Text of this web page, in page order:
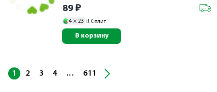
89 ₽
4 × 23 В Сплит
В корзину
1 2 3 4 ... 611